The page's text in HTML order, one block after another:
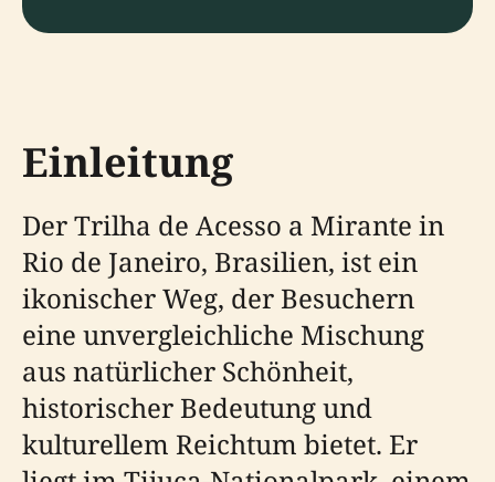
Einleitung
Der Trilha de Acesso a Mirante in
Rio de Janeiro, Brasilien, ist ein
ikonischer Weg, der Besuchern
eine unvergleichliche Mischung
aus natürlicher Schönheit,
historischer Bedeutung und
kulturellem Reichtum bietet. Er